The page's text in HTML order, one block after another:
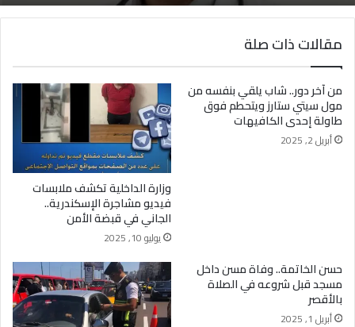
مقالات ذات صلة
من آخر دور.. شاب يلقي بنفسه من
مول سيتي ستارز ويتحطم فوق
طاولة إحدى الكافيهات
أبريل 2, 2025
وزارة الداخلية تكشف ملابسات
فيديو مشاجرة الإسكندرية..
الجاني في قبضة الأمن
يوليو 10, 2025
حسن الخاتمة.. وفاة مسن داخل
مسجد قبل شروعه في الصلاة
بالأقصر
أبريل 1, 2025